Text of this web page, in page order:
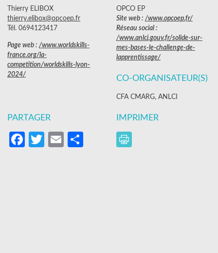
Thierry ELIBOX
thierry.elibox@opcoep.fr
Tél. 0694123417
Page web : /www.worldskills-
france.org/la-
competition/worldskills-lyon-
2024/
OPCO EP
Site web : /www.opcoep.fr/
Réseau social :
/www.anlci.gouv.fr/solide-sur-
mes-bases-le-challenge-de-
lapprentissage/
CO-ORGANISATEUR(S)
CFA CMARG, ANLCI
PARTAGER
Facebook
Twitter
EmailPartager
IMPRIMER